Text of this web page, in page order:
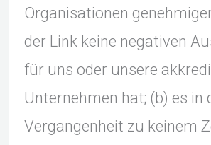
Organisationen
der Link keine negativen
für uns oder unsere
Unternehmen hat; (b) es in
Vergangenheit zu keinem